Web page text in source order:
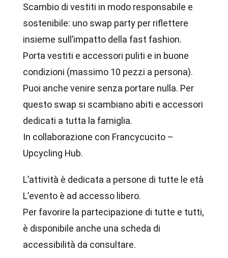
Scambio di vestiti in modo responsabile e
sostenibile: uno swap party per riflettere
insieme sull’impatto della fast fashion.
Porta vestiti e accessori puliti e in buone
condizioni (massimo 10 pezzi a persona).
Puoi anche venire senza portare nulla. Per
questo swap si scambiano abiti e accessori
dedicati a tutta la famiglia.
In collaborazione con Francycucito –
Upcycling Hub.
L’attività è dedicata a persone di tutte le età
L’evento è ad accesso libero.
Per favorire la partecipazione di tutte e tutti,
è disponibile anche una scheda di
accessibilità da consultare.